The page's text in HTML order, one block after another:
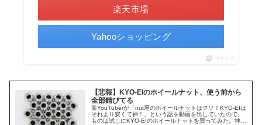
楽天市場
Yahooショッピング
ポチップ
【悲報】KYO-EIのホイールナット、使う前から
全部錆びてる
某YouTuberが「nut屋のホイールナットはクソ！KYO-EIは
それより安くて神！」という話を動画を出していたので、
ものは試しにKYO-EIのホイールナットを買ってみた。神コ